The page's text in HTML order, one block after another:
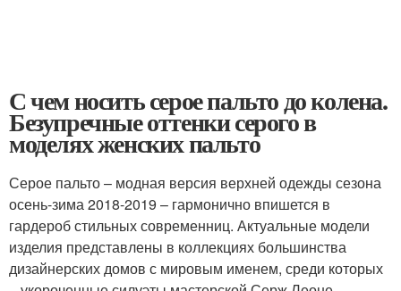
С чем носить серое пальто до колена.
Безупречные оттенки серого в
моделях женских пальто
Серое пальто – модная версия верхней одежды сезона
осень-зима 2018-2019 – гармонично впишется в
гардероб стильных современниц. Актуальные модели
изделия представлены в коллекциях большинства
дизайнерских домов с мировым именем, среди которых